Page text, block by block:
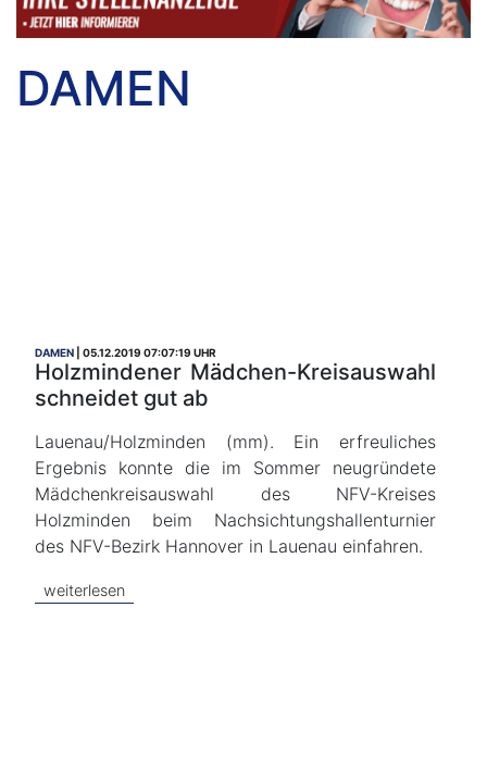
DAMEN
DAMEN 05.12.2019 07:07:19 UHR
Holzmindener Mädchen-Kreisauswahl
schneidet gut ab
Lauenau/Holzminden (mm). Ein erfreuliches
Ergebnis konnte die im Sommer neugründete
Mädchenkreisauswahl des NFV-Kreises
Holzminden beim Nachsichtungshallenturnier
des NFV-Bezirk Hannover in Lauenau einfahren.
weiterlesen